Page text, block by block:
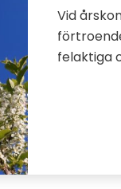
Vid
felaktiga